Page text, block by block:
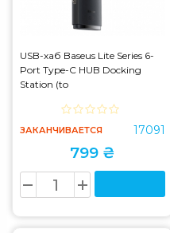
USB-хаб Baseus Lite Series 6-
Port Type-C HUB Docking
Station (to
Data/SD) Black
(WKQX050001)
ЗАКАНЧИВАЕТСЯ 17091
799 ₴